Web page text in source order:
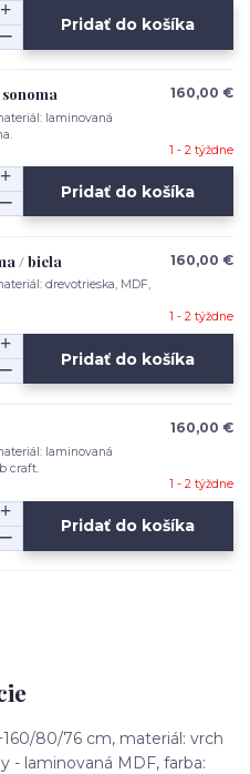
Pridať do košíka
sonoma
laminovaná
160,00 €
1 - 2 týždne
Pridať do košíka
/ biela
drevotrieska, MDF,
160,00 €
1 - 2 týždne
Pridať do košíka
laminovaná
craft.
160,00 €
1 - 2 týždne
Pridať do košíka
80/76 cm, materiál: vrch
- laminovaná MDF, farba: